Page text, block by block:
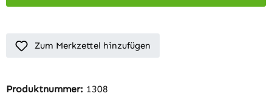
Zum Merkzettel hinzufügen
Produktnummer: 1308